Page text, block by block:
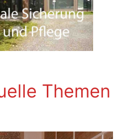
Themen